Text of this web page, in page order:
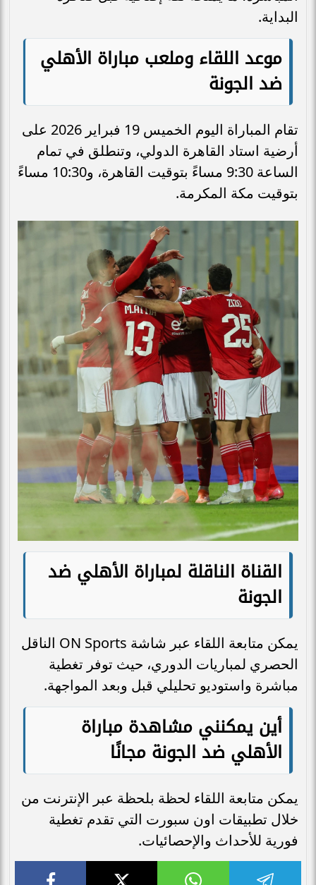
البداية.
موعد اللقاء وملعب مباراة الأهلي
ضد الجونة
تقام المباراة اليوم الخميس 19 فبراير 2026 على
أرضية استاد القاهرة الدولي، وتنطلق في تمام
الساعة 9:30 مساءً بتوقيت القاهرة، و10:30 مساءً
بتوقيت مكة المكرمة.
القناة الناقلة لمباراة الأهلي ضد
الجونة
يمكن متابعة اللقاء عبر شاشة ON Sports الناقل
الحصري لمباريات الدوري، حيث توفر تغطية
مباشرة واستوديو تحليلي قبل وبعد المواجهة.
أين يمكنني مشاهدة مباراة
الأهلي ضد الجونة مجانًا
يمكن متابعة اللقاء لحظة بلحظة عبر الإنترنت من
خلال تطبيقات اون سبورت التي تقدم تغطية
فورية للأحداث والإحصائيات.